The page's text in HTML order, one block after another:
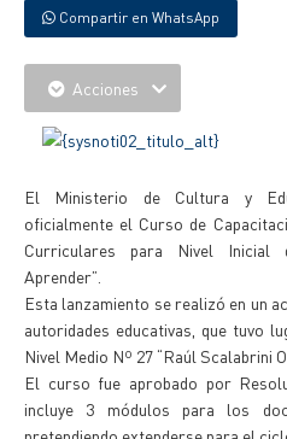
Compartir en WhatsApp
Acciones
El Ministerio de Cultura y
oficialmente el Curso de
Curriculares para Nivel Inicial
Aprender”.
Esta lanzamiento se realizó en un
autoridades educativas, que tuvo
Nivel Medio Nº 27 “Raúl Scalabrini
El curso fue aprobado por
incluye 3 módulos para los